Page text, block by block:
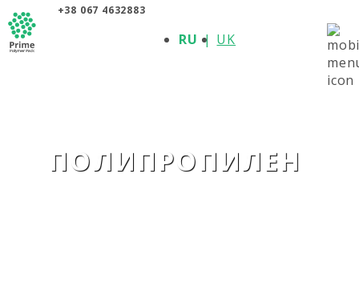
+38 067 4632883
RU UK
ПОЛИПРОПИЛЕН
О КОМПАНИИ
ПРОДУКЦИЯ